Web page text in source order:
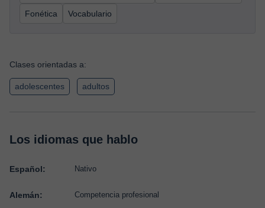
Fonética Vocabulario
Clases orientadas a:
adolescentes adultos
Los idiomas que hablo
Español: Nativo
Alemán: Competencia profesional